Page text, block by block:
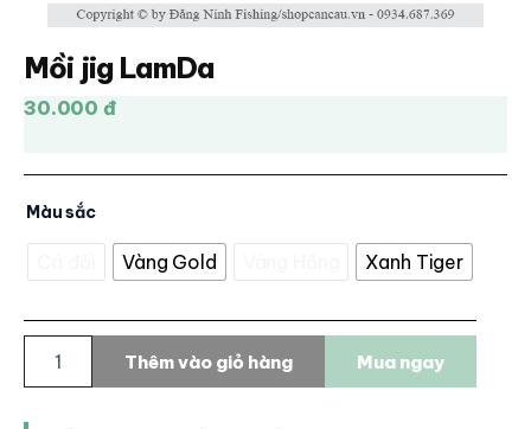
Mồi jig LamDa
30.000 đ
Màu sắc
Vàng Gold Xanh Tiger
LamDa
số
Thêm vào giỏ hàng Mua ngay